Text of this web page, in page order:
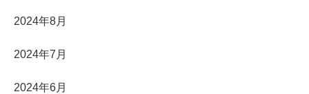
2024年8月
2024年7月
2024年6月